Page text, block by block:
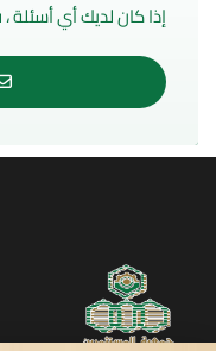
إذا كان لديك أي أسئلة